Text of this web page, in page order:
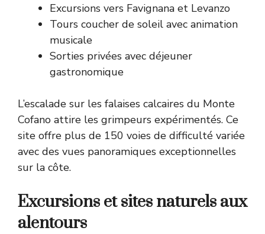
Excursions vers Favignana et Levanzo
Tours coucher de soleil avec animation
musicale
Sorties privées avec déjeuner
gastronomique
L’escalade sur les falaises calcaires du Monte
Cofano attire les grimpeurs expérimentés. Ce
site offre plus de 150 voies de difficulté variée
avec des vues panoramiques exceptionnelles
sur la côte.
Excursions et sites naturels aux
alentours